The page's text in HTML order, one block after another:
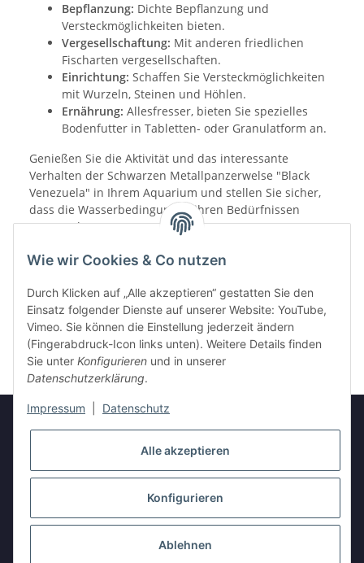
Bepflanzung: Dichte Bepflanzung und
Versteckmöglichkeiten bieten.
Vergesellschaftung: Mit anderen friedlichen
Fischarten vergesellschaften.
Einrichtung: Schaffen Sie Versteckmöglichkeiten
mit Wurzeln, Steinen und Höhlen.
Ernährung: Allesfresser, bieten Sie spezielles
Bodenfutter in Tabletten- oder Granulatform an.
Genießen Sie die Aktivität und das interessante
Verhalten der Schwarzen Metallpanzerwelse "Black
Venezuela" in Ihrem Aquarium und stellen Sie sicher,
dass die Wasserbedingungen ihren Bedürfnissen
entsprechen.
Gesetzliche Informationen
* Alle Preise inkl. gesetzlicher USt., zzgl.Versand
Wie wir Cookies & Co nutzen
Durch Klicken auf „Alle akzeptieren“ gestatten Sie den
Einsatz folgender Dienste auf unserer Website: YouTube,
Vimeo. Sie können die Einstellung jederzeit ändern
(Fingerabdruck-Icon links unten). Weitere Details finden
Sie unter Konfigurieren und in unserer
Datenschutzerklärung.
Impressum Datenschutz
Alle akzeptieren
Konfigurieren
Ablehnen